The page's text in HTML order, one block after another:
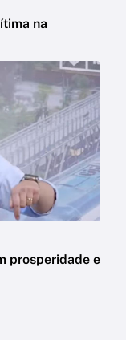
na
prosperidade e